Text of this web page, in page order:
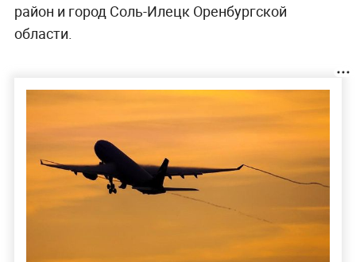
район и город Соль-Илецк Оренбургской
области.